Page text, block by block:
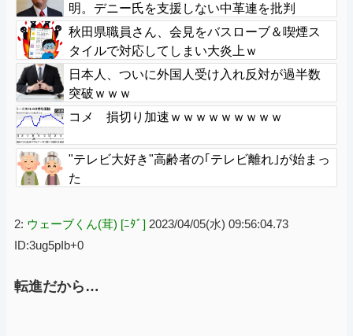
明。デニー氏を支援しない中革連を批判
秋田県職員さん、会見をバスローブ＆喫煙ス
タイルで対応してしまい大炎上ｗ
日本人、ついに外国人受け入れ反対が過半数
突破ｗｗｗ
コメ 損切り加速ｗｗｗｗｗｗｗｗｗ
"テレビ大好き"高齢者の｢テレビ離れ｣が始まっ
た
2: ウェーブくん(茸) [ﾆﾀﾞ] 2023/04/05(水) 09:56:04.73
ID:3ug5pIb+0
転進だから…